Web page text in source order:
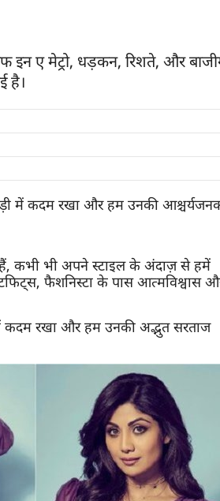
इन ए मेट्रो, धड़कन, रिशते, और
है।
में कदम रखा और हम उनकी
हैं, कभी भी अपने स्टाइल के अंदाज़ से हमें
फैशनिस्टा के पास आत्मविश्वास
रखा और हम उनकी अद्भुत सरताज